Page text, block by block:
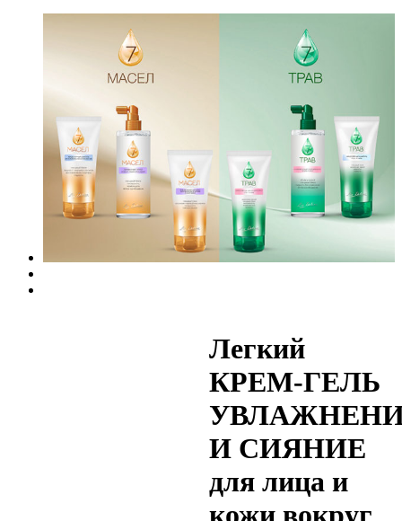
Легкий
КРЕМ-ГЕЛЬ
И СИЯНИЕ
для лица и
кожи вокруг